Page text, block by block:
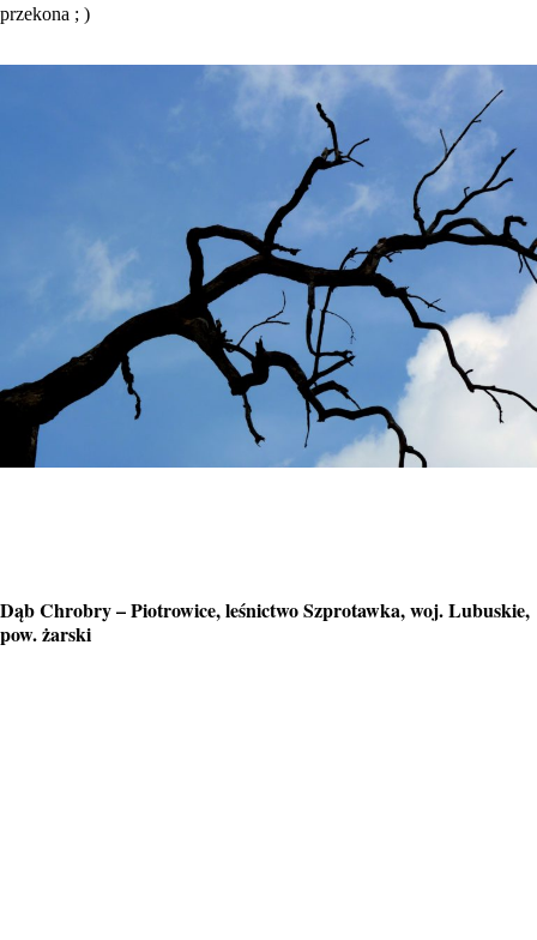
przekona ; )
Dąb Chrobry – Piotrowice, leśnictwo Szprotawka, woj. Lubuskie,
pow. żarski